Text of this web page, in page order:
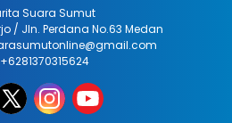
Suara Sumut
/ Jln. Perdana No.63 Medan